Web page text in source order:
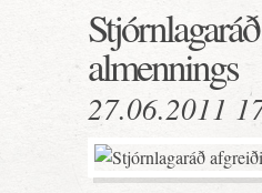
almennings
27.06.2011